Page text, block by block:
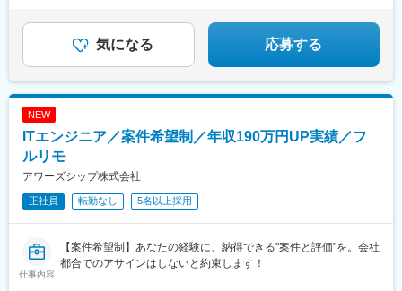
駅、太田駅(群馬県)、伊勢崎駅、桐生駅、館林駅、渋川駅、川口
駅、川越駅、所沢駅、越谷駅、草加駅、春日部駅、上尾駅、熊谷
駅、浦和駅、新座駅、狭山市駅、入間市駅、三郷駅(埼玉県)、深谷
駅、錦糸町駅、六本木駅、調布駅、上野駅、小平駅、立川駅、日
本橋駅(東京都)、吉祥寺駅、多摩センター駅、青梅駅、国分寺駅、
武蔵小金井駅、昭島駅、東京駅、国立駅、玉川上水駅、東久留米
駅、船橋駅、松戸駅、市川駅、柏駅、五井駅、千葉駅、流山おお
たかの森駅、八千代台駅、習志野駅、浦安駅(千葉県)、愛宕駅(千
駅、平塚駅、茅ケ崎駅、大和駅(神奈川県)、本厚木駅、小田原駅、
鎌倉駅、秦野駅、座間駅、伊勢原駅、逗子駅、三崎口駅、長野
■基本定時退社
気になる 応募する
NEW
ITエンジニア／案件希望制／年収190万円UP実績／フ
ルリモ
アワーズシップ株式会社
正社員 転勤なし 5名以上採用
仕事内容
【案件希望制】あなたの経験に、納得できる"案件と評価"を。会社
都合でのアサインはしないと約束します！